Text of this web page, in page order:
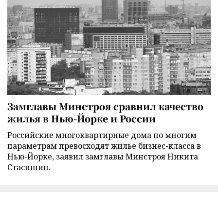
Замглавы Минстроя сравнил качество
жилья в Нью-Йорке и России
Российские многоквартирные дома по многим
параметрам превосходят жилье бизнес-класса в
Нью-Йорке, заявил замглавы Минстроя Никита
Стасишин.